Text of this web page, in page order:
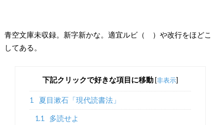
青空文庫未収録。新字新かな。適宜ルビ（ ）や改行をほどこ
してある。
下記クリックで好きな項目に移動 [非表示]
1 夏目漱石「現代読書法」
1.1 多読せよ